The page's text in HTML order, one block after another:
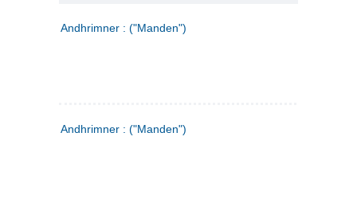
Andhrimner : ("Manden")
Andhrimner : ("Manden")